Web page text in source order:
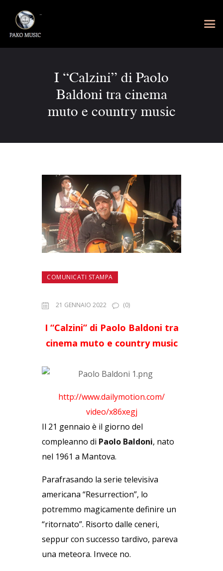
I “Calzini” di Paolo
Baldoni tra cinema
muto e country music
COMUNICATI STAMPA
21 GENNAIO 2022 (0)
I “Calzini” di Paolo Baldoni tra
cinema muto e country music
http://www.dailymotion.com/
video/x86xegj
Il 21 gennaio è il giorno del
compleanno di Paolo Baldoni, nato
nel 1961 a Mantova.
Parafrasando la serie televisiva
americana “Resurrection”, lo
potremmo magicamente definire un
“ritornato”. Risorto dalle ceneri,
seppur con successo tardivo, pareva
una meteora. Invece no.